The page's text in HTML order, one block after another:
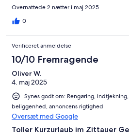
Overnattede 2 nætter i maj 2025
0
Verificeret anmeldelse
10/10 Fremragende
Oliver W.
4. maj 2025
Synes godt om: Rengøring,
beliggenhed, annoncens rigtighed
Oversæt med Google
Toller Kurzurlaub im Zittauer